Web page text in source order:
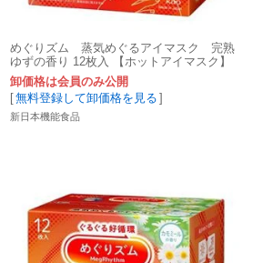
めぐりズム 蒸気めぐるアイマスク 完熟
ゆずの香り 12枚入 【ホットアイマスク】
卸価格は会員のみ公開
[無料登録して卸価格を見る ]
新日本機能食品